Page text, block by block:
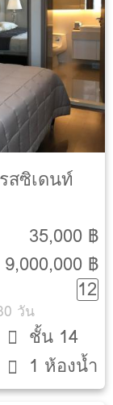
สซิเดนท์
35,000 ฿
9,000,000 ฿
12
วัน
ชั้น 14
1 ห้องน้ำ